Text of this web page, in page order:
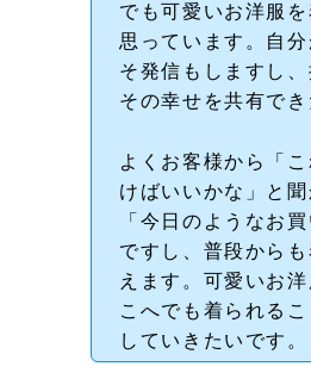
でも可愛いお洋服
思っています。自
そ発信もしますし
その幸せを共有でき
よくお客様から「
けばいいかな」と
「今日のようなお
ですし、普段から
えます。可愛いお
こへでも着られる
していきたいです。